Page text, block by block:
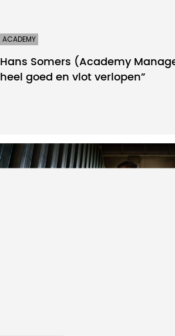
ACADEMY
Hans Somers (Academy
heel goed en vlot verlopen”